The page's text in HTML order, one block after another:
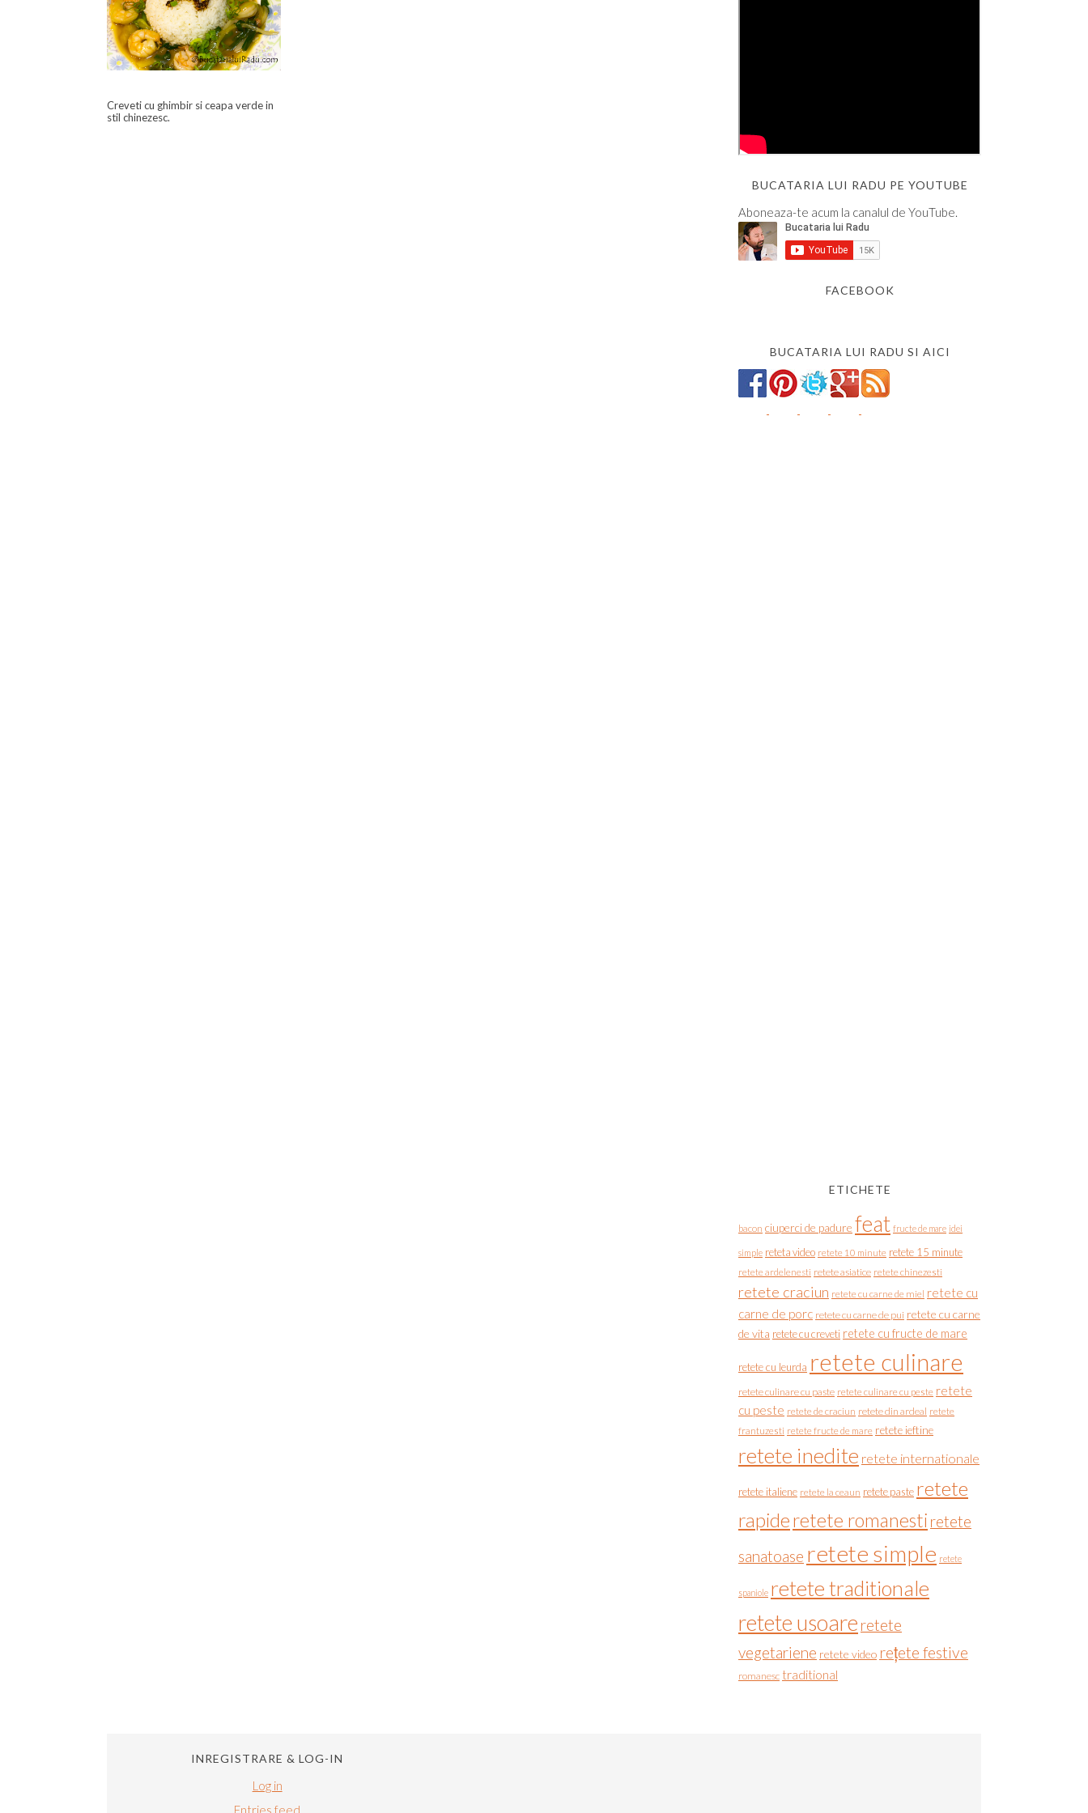
Creveti cu ghimbir si ceapa verde in
stil chinezesc.
BUCATARIA LUI RADU PE YOUTUBE
Aboneaza-te acum la canalul de YouTube.
FACEBOOK
BUCATARIA LUI RADU SI AICI
ETICHETE
bacon ciuperci de padure feat fructe de mare idei
simple reteta video retete 10 minute retete 15 minute
retete ardelenesti retete asiatice retete chinezesti
retete craciun retete cu carne de miel retete cu
carne de porc retete cu carne de pui retete cu carne
de vita retete cu creveti retete cu fructe de mare
retete cu leurda retete culinare
retete culinare cu paste retete culinare cu peste retete
cu peste retete de craciun retete din ardeal retete
frantuzesti retete fructe de mare retete ieftine
retete inedite retete internationale
retete italiene retete la ceaun retete paste retete
rapideretete romanesti retete
sanatoase retete simple retete
spaniole retete traditionale
retete usoare retete
vegetariene retete video rețete festive
romanesc traditional
INREGISTRARE & LOG-IN
Log in
Entries feed